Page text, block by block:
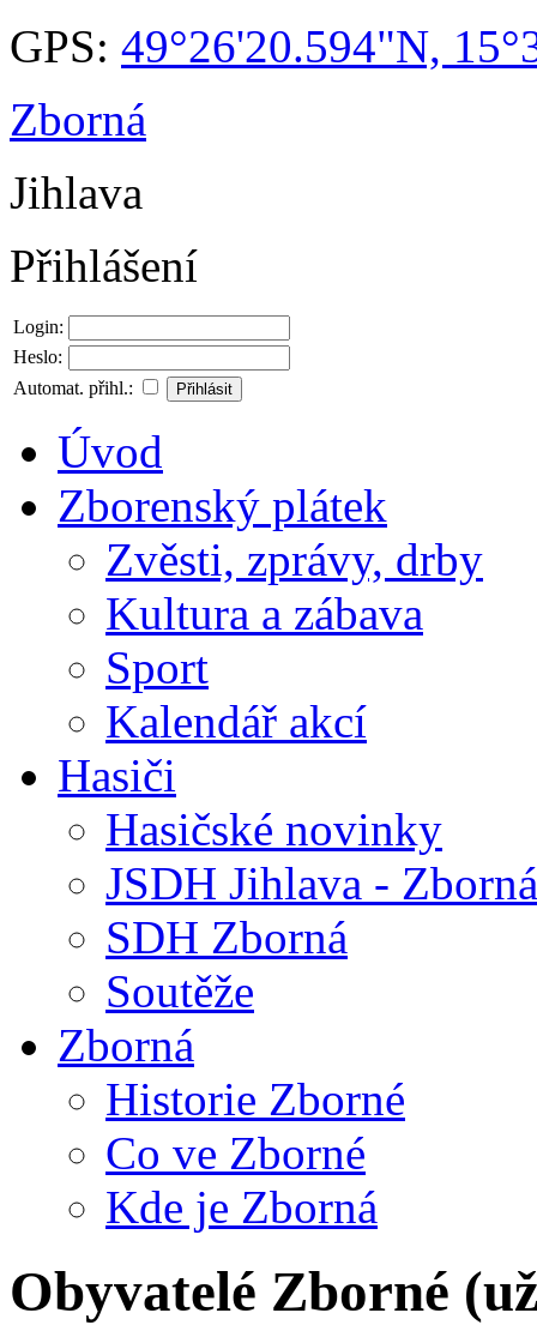
GPS: 49°26'20.594"N,
Zborná
Jihlava
Přihlášení
Login:
Heslo:
Automat. přihl.:
Úvod
Zborenský plátek
Zvěsti, zprávy, drby
Kultura a zábava
Sport
Kalendář akcí
Hasiči
Hasičské novinky
JSDH Jihlava - Zborná
SDH Zborná
Soutěže
Zborná
Historie Zborné
Co ve Zborné
Kde je Zborná
Obyvatelé Zborné